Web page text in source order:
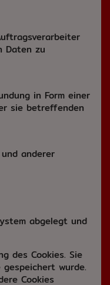
Daten zu
in Form einer
sie betreffenden
anderer
abgelegt und
des Cookies. Sie
wurde.
Cookies